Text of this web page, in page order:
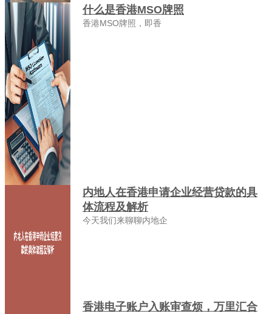
什么是香港MSO牌照
香港MSO牌照，即香
内地人在香港申请企业经营贷款的具
体流程及解析
今天我们来聊聊内地企
香港电子账户入账审查烦，万里汇合